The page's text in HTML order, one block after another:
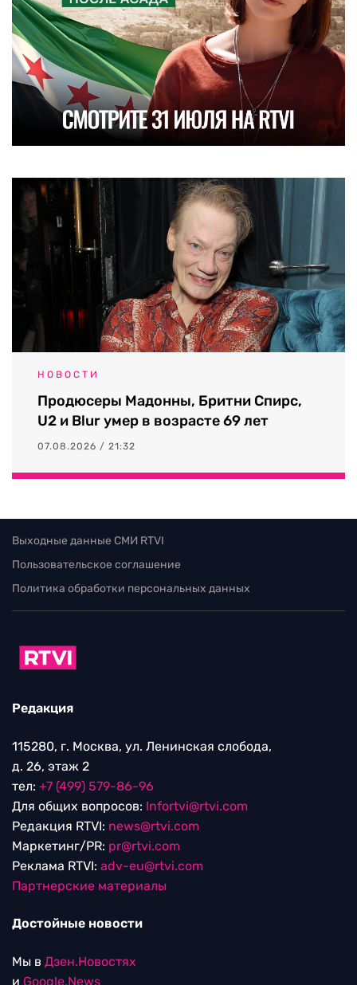
НОВОСТИ
Продюсеры Мадонны, Бритни Спирс,
U2 и Blur умер в возрасте 69 лет
07.08.2026 / 21:32
Выходные данные СМИ RTVI
Пользовательское соглашение
Политика обработки персональных данных
Редакция
115280, г. Москва, ул. Ленинская слобода,
д. 26, этаж 2
тел: +7 (499) 579-86-96
Для общих вопросов: Infortvi@rtvi.com
Редакция RTVI: news@rtvi.com
Маркетинг/PR: pr@rtvi.com
Реклама RTVI: adv-eu@rtvi.com
Партнерские материалы
Достойные новости
Мы в Дзен.Новостях
и Google.News